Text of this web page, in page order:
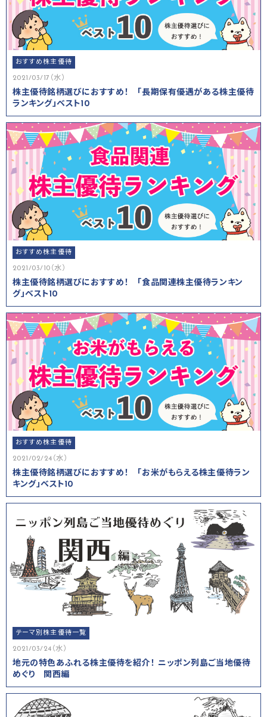
おすすめ株主優待
2021/03/17（水）
株主優待銘柄選びにおすすめ！ 「長期保有優遇がある株主優待
ランキング」ベスト10
おすすめ株主優待
2021/03/10（水）
株主優待銘柄選びにおすすめ！ 「食品関連株主優待ランキン
グ」ベスト10
おすすめ株主優待
2021/02/24（水）
株主優待銘柄選びにおすすめ！ 「お米がもらえる株主優待ラン
キング」ベスト10
テーマ別株主優待一覧
2021/03/24（水）
地元の特色あふれる株主優待を紹介！ ニッポン列島ご当地優待
めぐり 関西編